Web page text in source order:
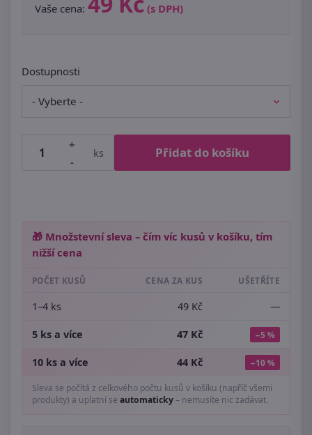
Vaše cena: (s DPH)
Dostupnosti
+
-
ks Přidat do košíku
🎁 Množstevní sleva – čím víc kusů v košíku, tím
nižší cena
POČET KUSŮ CENA ZA KUS UŠETŘÍTE
1–4 ks 49 Kč —
5 ks a více 47 Kč −5 %
10 ks a více 44 Kč −10 %
Sleva se počítá z celkového počtu kusů v košíku (napříč všemi
produkty) a uplatní se automaticky– nemusíte nic zadávat.